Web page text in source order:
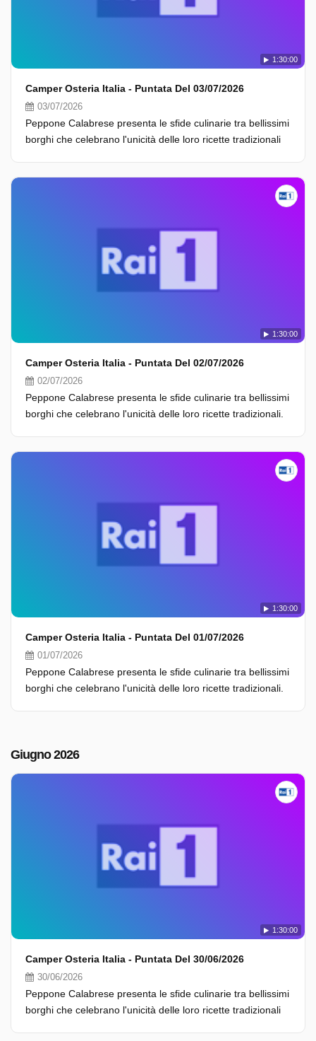
1:30:00
Camper Osteria Italia - Puntata Del 03/07/2026
03/07/2026
Peppone Calabrese presenta le sfide culinarie tra bellissimi
borghi che celebrano l'unicità delle loro ricette tradizionali
1:30:00
Camper Osteria Italia - Puntata Del 02/07/2026
02/07/2026
Peppone Calabrese presenta le sfide culinarie tra bellissimi
borghi che celebrano l'unicità delle loro ricette tradizionali.
1:30:00
Camper Osteria Italia - Puntata Del 01/07/2026
01/07/2026
Peppone Calabrese presenta le sfide culinarie tra bellissimi
borghi che celebrano l'unicità delle loro ricette tradizionali.
Giugno 2026
1:30:00
Camper Osteria Italia - Puntata Del 30/06/2026
30/06/2026
Peppone Calabrese presenta le sfide culinarie tra bellissimi
borghi che celebrano l'unicità delle loro ricette tradizionali